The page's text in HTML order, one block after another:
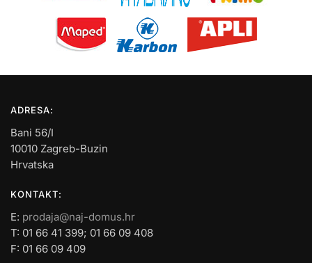
ADRESA:
Bani 56/I
10010 Zagreb-Buzin
Hrvatska
KONTAKT:
E: prodaja@naj-domus.hr
T: 01 66 41 399; 01 66 09 408
F: 01 66 09 409